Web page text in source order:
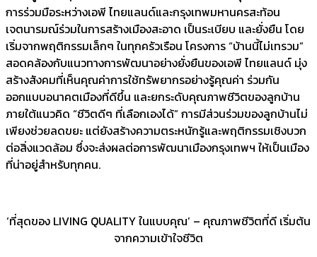
การร่วมมือระหว่างเอพี ไทยแลนด์และกรุงเทพมหานครสะท้อน
เจตนารมณ์ร่วมในการสร้างเมืองสะอาด เป็นระเบียบ และยั่งยืน โดย
เริ่มจากพฤติกรรมเล็กๆ ในทุกครัวเรือน โครงการ “บ้านนี้ไม่เทรวม”
สอดคล้องกับแนวทางการพัฒนาอย่างยั่งยืนของเอพี ไทยแลนด์ มุ่ง
สร้างสังคมที่เห็นคุณค่าการใช้ทรัพยากรอย่างรู้คุณค่า ร่วมกัน
ออกแบบอนาคตเมืองที่ดีขึ้น และยกระดับคุณภาพชีวิตของลูกบ้าน
ภายใต้แนวคิด “ชีวิตดีๆ ที่เลือกเองได้” การมีส่วนร่วมของลูกบ้านไม่
เพียงช่วยลดขยะ แต่ยังสร้างความตระหนักรู้และพฤติกรรมเชิงบวก
ต่อสิ่งแวดล้อม ซึ่งจะส่งผลต่อการพัฒนาเมืองกรุงเทพฯ ให้เป็นเมือง
ที่น่าอยู่สำหรับทุกคน.
‘ที่สุดของ LIVING QUALITY ในแบบคุณ’ – คุณภาพชีวิตที่ดี เริ่มต้น
จากความเข้าใจชีวิต